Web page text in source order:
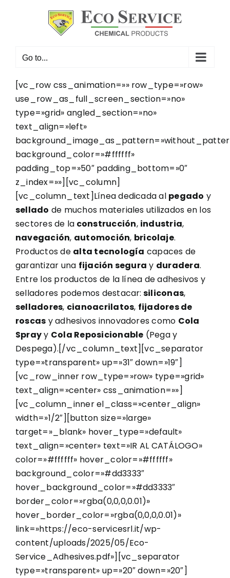
Go to...
[vc_row css_animation=»» row_type=»row»
use_row_as_full_screen_section=»no»
type=»grid» angled_section=»no»
text_align=»left»
background_color=»#ffffff»
padding_top=»50″ padding_bottom=»0″
z_index=»»][vc_column]
[vc_column_text]Línea dedicada al pegado y
sellado de muchos materiales utilizados en los
sectores de la construcción, industria,
navegación, automoción, bricolaje.
Productos de alta tecnología capaces de
garantizar una fijación segura y duradera.
Entre los productos de la línea de adhesivos y
selladores podemos destacar: siliconas,
selladores, cianoacrilatos, fijadores de
roscas y adhesivos innovadores como Cola
Sprayy Cola Reposicionable (Pega y
Despega).[/vc_column_text][vc_separator
type=»transparent» up=»31″ down=»19″]
[vc_row_inner row_type=»row» type=»grid»
text_align=»center» css_animation=»»]
[vc_column_inner el_class=»center_align»
width=»1/2″][button size=»large»
target=»_blank» hover_type=»default»
text_align=»center» text=»IR AL CATÁLOGO»
color=»#ffffff» hover_color=»#ffffff»
background_color=»#dd3333″
hover_background_color=»#dd3333″
border_color=»rgba(0,0,0,0.01)»
hover_border_color=»rgba(0,0,0,0.01)»
link=»https://eco-servicesrl.it/wp-
content/uploads/2025/05/Eco-
Service_Adhesives.pdf»][vc_separator
type=»transparent» up=»20″ down=»20″]